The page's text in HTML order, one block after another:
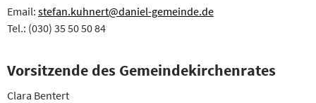
Email: stefan.kuhnert@daniel-gemeinde.de
Tel.: (030) 35 50 50 84
Vorsitzende des Gemeindekirchenrates
Clara Bentert